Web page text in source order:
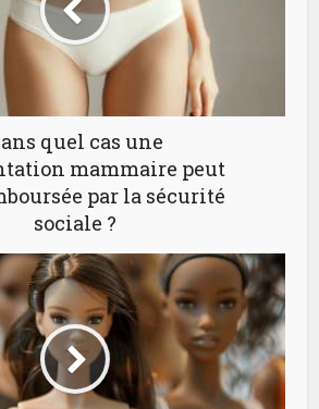
quel cas une
mammaire peut
par la sécurité
sociale ?